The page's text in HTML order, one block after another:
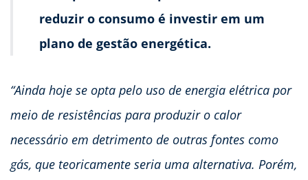
reduzir o consumo é investir em um
plano de gestão energética.
“Ainda hoje se opta pelo uso de energia elétrica por
meio de resistências para produzir o calor
necessário em detrimento de outras fontes como
gás, que teoricamente seria uma alternativa. Porém,